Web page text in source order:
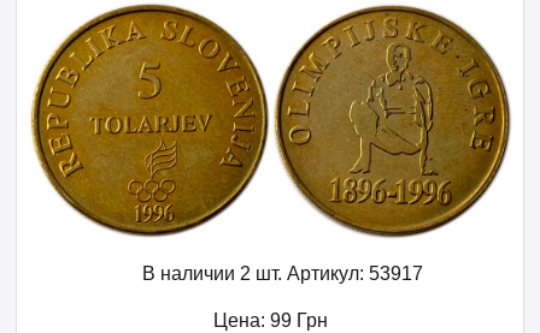
В наличии 2 шт. Артикул: 53917
Цена: 99 Грн